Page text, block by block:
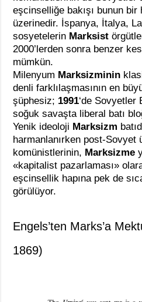
eşcinselliğe bakışı bunun bir
üzerinedir. İspanya, İtalya,
sosyetelerin Marksist
2000’lerden sonra benzer
mümkün.
Milenyum Marksizminin
denli farklılaşmasının en
şüphesiz; 1991‘de Sovyetler
soğuk savaşta liberal batı
Yenik ideoloji Marksizm
harmanlanırken post-Sovyet
komünistlerinin, Marksizme
«kapitalist pazarlaması»
eşcinsellik hapına pek de
görülüyor.
Engels’ten Marks’a
1869)